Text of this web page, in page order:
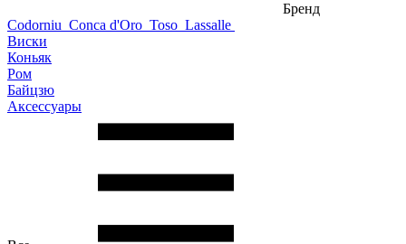
Бренд
Codorniu Conca d'Oro Toso Lassalle
Виски
Коньяк
Ром
Байцзю
Аксессуары